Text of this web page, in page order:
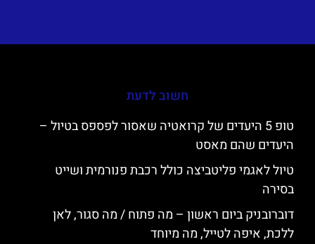
חשוב לדעת
טופ 5 היעדים של קרואטיה שאסור לפספס בטיול –
היעדים שהם מאסט
טיול לאגמי פליטביצה כולל רכבת פנורמית ושייט
בסירה
דוברובניק ביום ראשון – מה פתוח / מה סגור, לאן
ללכת, איפה לטייל, מה מיוחד